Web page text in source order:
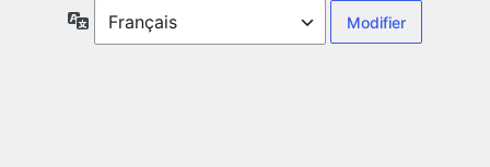
Langue